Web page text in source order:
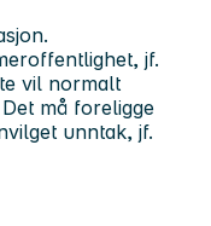
jf.
vil normalt
må foreligge
unntak, jf.